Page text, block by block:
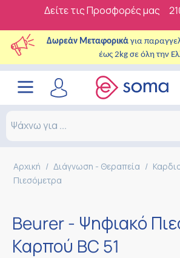
Δείτε τις Προσφορές μας
Δωρεάν Μεταφορικά για
έως 2kg σε όλη την
Αρχική / Διάγνωση - Θεραπεία /
Πιεσόμετρα
Beurer - Ψηφιακό
Καρπού BC 51